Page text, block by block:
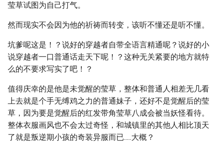
莹草试图为自己打气。
然而现实不会因为他的祈祷而转变，该听不懂还是听不懂。
坑爹呢这是！？说好的穿越者自带全语言精通呢？说好的小
说穿越者一口普通话走天下呢！？这种无关紧要的地方就特
么的不要求写实了吧！？
值得庆幸的是他是未觉醒的莹草，整体和普通人相差无几看
上去就是个手无缚鸡之力的普通妹子，还好不是觉醒后的莹
草，因为要是觉醒后的红发带角莹草八成会被当妖怪看待。
整体衣服画风也不会太过奇怪，和城镇里的其他人相比顶天
了就是叛逆期小孩的奇装异服而已.....大概？